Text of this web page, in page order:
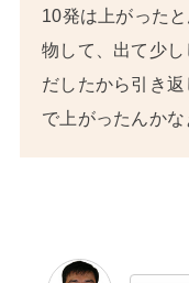
10発は上がった
物して、出て少
だしたから引き
で上がったんかな